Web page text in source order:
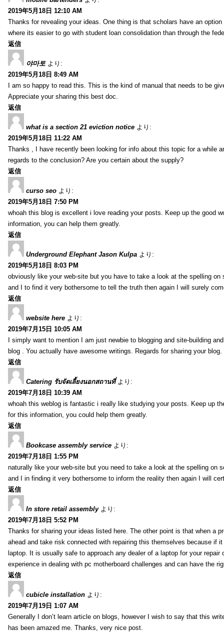
2019年5月18日 12:10 AM
Thanks for revealing your ideas. One thing is that scholars have an
where its easier to go with student loan consolidation than through the
返信
야마토 より:
2019年5月18日 8:49 AM
I am so happy to read this. This is the kind of manual that needs to be
Appreciate your sharing this best doc.
返信
what is a section 21 eviction notice より:
2019年5月18日 11:22 AM
Thanks , I have recently been looking for info about this topic for a while
regards to the conclusion? Are you certain about the supply?
返信
curso seo より:
2019年5月18日 7:50 PM
whoah this blog is excellent i love reading your posts. Keep up the good
information, you can help them greatly.
返信
Underground Elephant Jason Kulpa より:
2019年5月18日 8:03 PM
obviously like your web-site but you have to take a look at the spelling
and I to find it very bothersome to tell the truth then again I will surely
返信
website here より:
2019年7月15日 10:05 AM
I simply want to mention I am just newbie to blogging and site-building
blog . You actually have awesome writings. Regards for sharing your blog.
返信
Catering รับจัดเลี้ยงนอกสถานที่ より:
2019年7月18日 10:39 AM
whoah this weblog is fantastic i really like studying your posts. Keep up
for this information, you could help them greatly.
返信
Bookcase assembly service より:
2019年7月18日 1:55 PM
naturally like your web-site but you need to take a look at the spelling on
and I in finding it very bothersome to inform the reality then again I will
返信
In store retail assembly より:
2019年7月18日 5:52 PM
Thanks for sharing your ideas listed here. The other point is that when a
ahead and take risk connected with repairing this themselves because if
laptop. It is usually safe to approach any dealer of a laptop for your
experience in dealing with pc motherboard challenges and can have the
返信
cubicle installation より:
2019年7月19日 1:07 AM
Generally I don’t learn article on blogs, however I wish to say that this
has been amazed me. Thanks, very nice post.